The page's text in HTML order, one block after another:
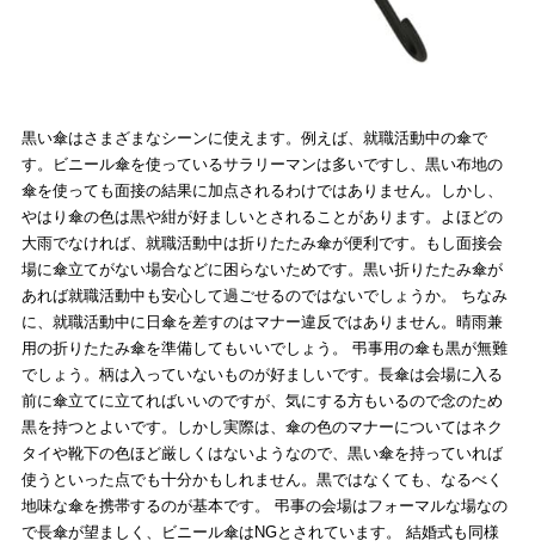
黒い傘はさまざまなシーンに使えます。例えば、就職活動中の傘で
す。ビニール傘を使っているサラリーマンは多いですし、黒い布地の
傘を使っても面接の結果に加点されるわけではありません。しかし、
やはり傘の色は黒や紺が好ましいとされることがあります。よほどの
大雨でなければ、就職活動中は折りたたみ傘が便利です。もし面接会
場に傘立てがない場合などに困らないためです。黒い折りたたみ傘が
あれば就職活動中も安心して過ごせるのではないでしょうか。 ちなみ
に、就職活動中に日傘を差すのはマナー違反ではありません。晴雨兼
用の折りたたみ傘を準備してもいいでしょう。 弔事用の傘も黒が無難
でしょう。柄は入っていないものが好ましいです。長傘は会場に入る
前に傘立てに立てればいいのですが、気にする方もいるので念のため
黒を持つとよいです。しかし実際は、傘の色のマナーについてはネク
タイや靴下の色ほど厳しくはないようなので、黒い傘を持っていれば
使うといった点でも十分かもしれません。黒ではなくても、なるべく
地味な傘を携帯するのが基本です。 弔事の会場はフォーマルな場なの
で長傘が望ましく、ビニール傘はNGとされています。 結婚式も同様